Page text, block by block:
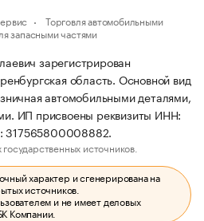
Торговля автомобильными
запасными частями
зарегистрирован
область. Основной вид
автомобильными деталями,
ИП присвоены реквизиты ИНН:
источников.
характер и сгенерирована на
источников.
и не имеет деловых
Компании.